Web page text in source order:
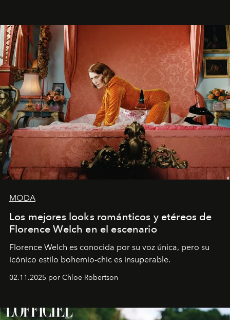
MODA
Los mejores looks románticos y etéreos de
Florence Welch en el escenario
Florence Welch es conocida por su voz única, pero su
icónico estilo bohemio-chic es insuperable.
02.11.2025 por Chloe Robertson